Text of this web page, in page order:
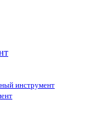
инструмент